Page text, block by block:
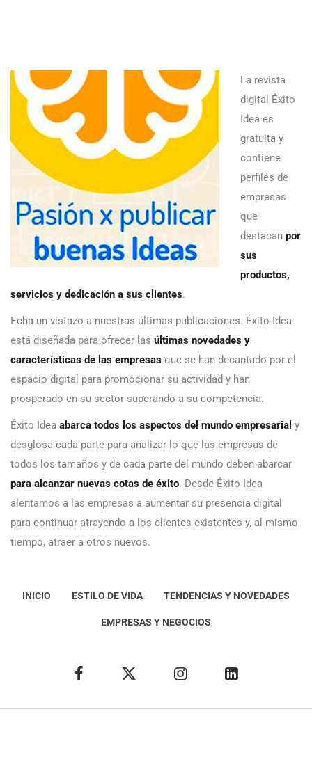
La revista
digital Éxito
Idea es
gratuita y
contiene
perfiles de
empresas
que
destacan por
sus
productos,
servicios y dedicación a sus clientes.
Echa un vistazo a nuestras últimas publicaciones. Éxito Idea
está diseñada para ofrecer las últimas novedades y
características de las empresas que se han decantado por el
espacio digital para promocionar su actividad y han
prosperado en su sector superando a su competencia.
Éxito Idea abarca todos los aspectos del mundo empresarial y
desglosa cada parte para analizar lo que las empresas de
todos los tamaños y de cada parte del mundo deben abarcar
para alcanzar nuevas cotas de éxito. Desde Éxito Idea
alentamos a las empresas a aumentar su presencia digital
para continuar atrayendo a los clientes existentes y, al mismo
tiempo, atraer a otros nuevos.
INICIO ESTILO DE VIDA TENDENCIAS Y NOVEDADES
EMPRESAS Y NEGOCIOS